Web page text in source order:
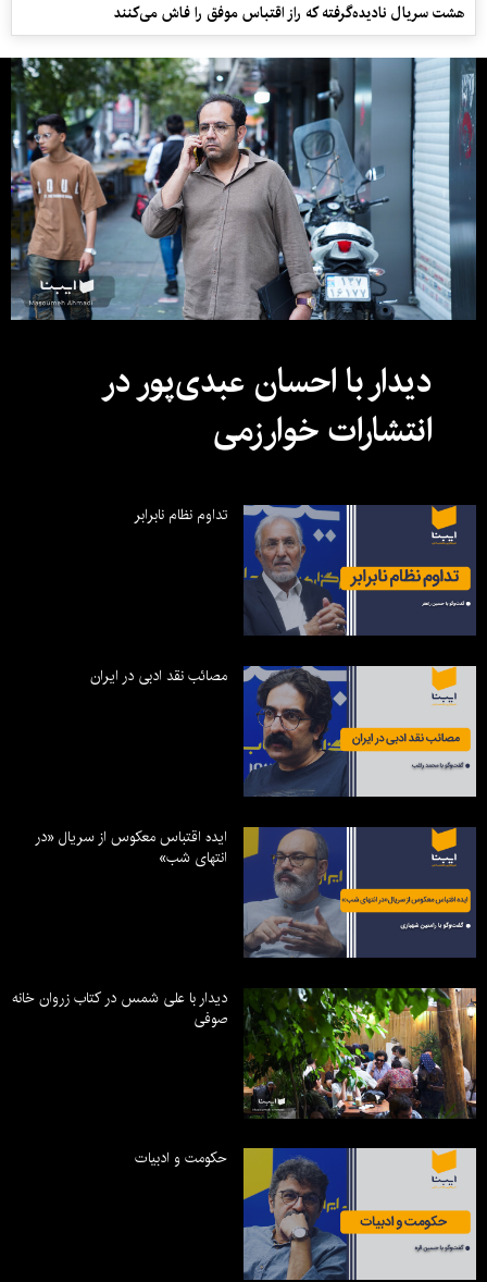
هشت سریال نادیده‌گرفته که راز اقتباس موفق را فاش می‌کنند
دیدار با احسان عبدی‌پور در
انتشارات خوارزمی
تداوم نظام نابرابر
مصائب نقد ادبی در ایران
ایده اقتباس معکوس از سریال «در
انتهای شب»
دیدار با علی شمس در کتاب زروان خانه
صوفی
حکومت و ادبیات